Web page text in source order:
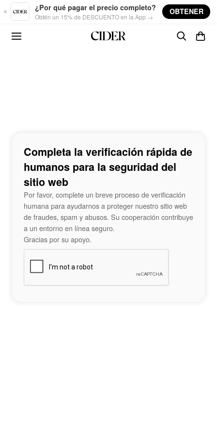
Skip to main content
¿Por qué pagar el precio completo?
Obtén un 15% de DESCUENTO en la App →
OBTENER
Completa la verificación rápida de
humanos para la seguridad del
sitio web
Por favor, complete un breve proceso de verificación
humana para ayudarnos a proteger nuestro sitio web
de fraudes, spam y abusos. Su cooperación contribuye
a un entorno en línea seguro.
Gracias por su apoyo.